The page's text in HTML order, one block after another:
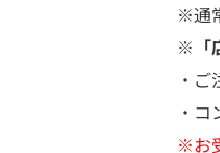
※通
※「
・
・
※お